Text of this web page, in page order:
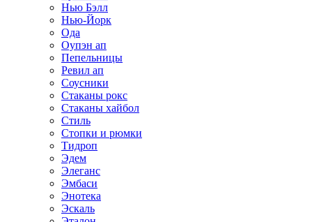
Нью Бэлл
Нью-Йорк
Ода
Оупэн ап
Пепельницы
Ревил ап
Соусники
Стаканы рокс
Стаканы хайбол
Стиль
Стопки и рюмки
Тидроп
Эдем
Элеганс
Эмбаси
Энотека
Эскаль